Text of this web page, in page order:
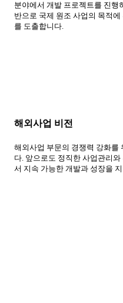
분야에서 개발 프로젝트를 진행
반으로 국제 원조 사업의 목적
를 도출합니다.
해외사업 비전
해외사업 부문의 경쟁력 강화를
다. 앞으로도 정직한 사업관리
서 지속 가능한 개발과 성장을